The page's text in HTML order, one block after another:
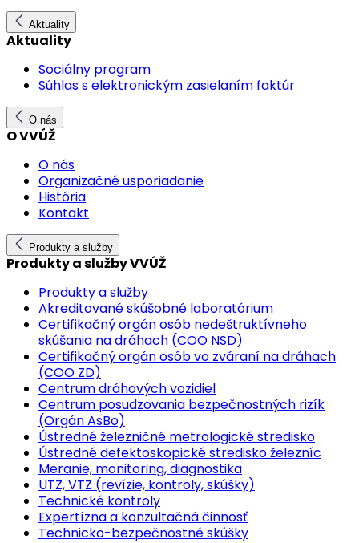
Aktuality
Aktuality
Sociálny program
Súhlas s elektronickým zasielaním faktúr
O nás
O VVÚŽ
O nás
Organizačné usporiadanie
História
Kontakt
Produkty a služby
Produkty a služby VVÚŽ
Produkty a služby
Akreditované skúšobné laboratórium
Certifikačný orgán osôb nedeštruktívneho
skúšania na dráhach (COO NSD)
Certifikačný orgán osôb vo zváraní na dráhach
(COO ZD)
Centrum dráhových vozidiel
Centrum posudzovania bezpečnostných rizík
(Orgán AsBo)
Ústredné železničné metrologické stredisko
Ústredné defektoskopické stredisko železníc
Meranie, monitoring, diagnostika
UTZ, VTZ (revízie, kontroly, skúšky)
Technické kontroly
Expertízna a konzultačná činnosť
Technicko-bezpečnostné skúšky